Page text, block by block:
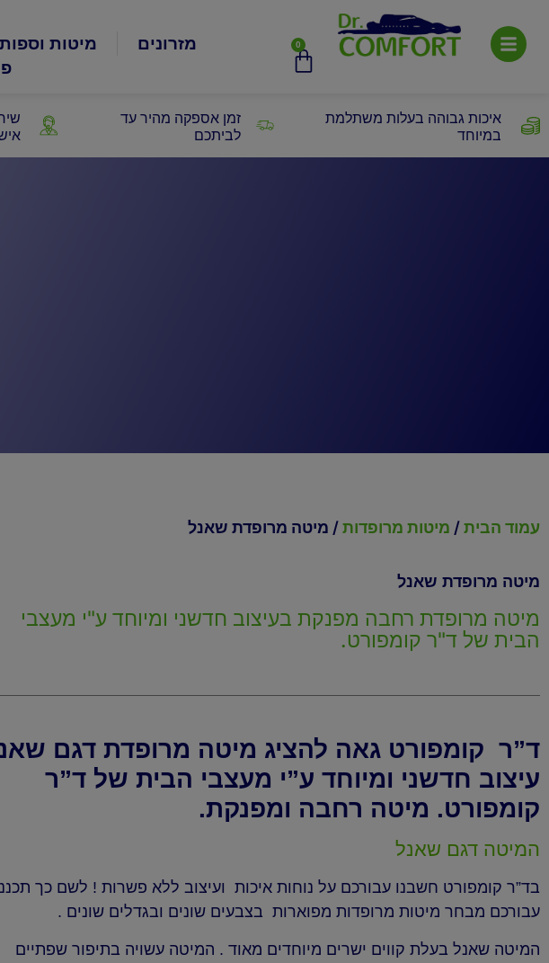
0 מזרונים מיטות
איכות גבוהה בעלות משתלמת
במיוחד
זמן אספקה מהיר עד
לביתכם
עמוד הבית/ מיטות מרופדות/ מיטה מרופדת שאנל
מיטה מרופדת שאנל
מיטה מרופדת רחבה מפנקת בעיצוב חדשני ומיוחד ע"י מעצבי
הבית של ד"ר קומפורט.
ד”ר קומפורט גאה להציג מיטה מרופדת דגם
עיצוב חדשני ומיוחד ע”י מעצבי הבית של ד”ר
קומפורט. מיטה רחבה ומפנקת.
המיטה דגם שאנל
בד”ר קומפורט חשבנו עבורכם על נוחות איכות ועיצוב ללא פשרות ! לשם כך
עבורכם מבחר מיטות מרופדות מפוארות בצבעים שונים ובגדלים שונים .
המיטה שאנל בעלת קווים ישרים מיוחדים מאוד . המיטה עשויה בתיפור שפתיים